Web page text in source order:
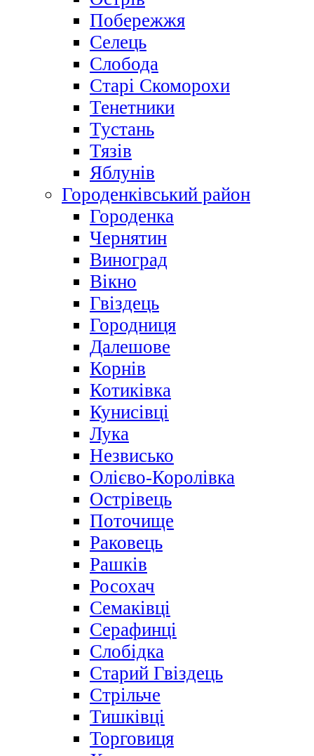
Побережжя
Селець
Слобода
Старі Скоморохи
Тенетники
Тустань
Тязів
Яблунів
Городенківський район
Городенка
Чернятин
Виноград
Вікно
Гвіздець
Городниця
Далешове
Корнів
Котиківка
Кунисівці
Лука
Незвисько
Олієво-Королівка
Острівець
Поточище
Раковець
Рашків
Росохач
Семаківці
Серафинці
Слобідка
Старий Гвіздець
Стрільче
Тишківці
Торговиця